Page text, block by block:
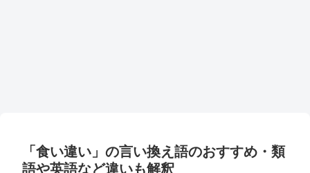
「食い違い」の言い換え語のおすすめ・類
語や英語など違いも解釈